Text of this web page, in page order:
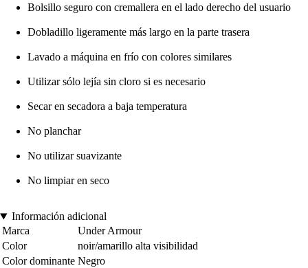
Bolsillo seguro con cremallera en el lado derecho del usuario
Dobladillo ligeramente más largo en la parte trasera
Lavado a máquina en frío con colores similares
Utilizar sólo lejía sin cloro si es necesario
Secar en secadora a baja temperatura
No planchar
No utilizar suavizante
No limpiar en seco
Información adicional
Marca
Under Armour
Color
noir/amarillo alta visibilidad
Color dominante Negro